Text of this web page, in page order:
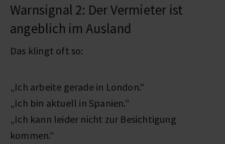
Warnsignal 2: Der Vermieter ist
angeblich im Ausland
Das klingt oft so:
„Ich arbeite gerade in London.“
„Ich bin aktuell in Spanien.“
„Ich kann leider nicht zur Besichtigung
kommen.“